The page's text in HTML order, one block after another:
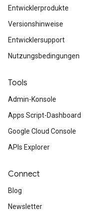
Entwicklerprodukte
Versionshinweise
Entwicklersupport
Nutzungsbedingungen
Tools
Admin-Konsole
Apps Script-Dashboard
Google Cloud Console
APIs Explorer
Connect
Blog
Newsletter